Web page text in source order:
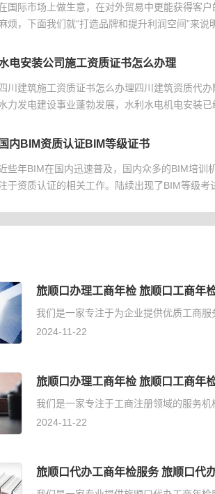
国际市场上做生意，在对外贸易中更能获得客
烦，下面我们就“打造品牌和提升利润空间”来说
电安装公司施工资质证书怎么办理
四川建筑施工资质证书怎么办理四川建筑资质代办
力发电建设事业蓬勃发展，水利水电机电安装已
国内BIM资质认证BIM等级证书
些年BIM在国内迅速普及，国内众多的BIM培训
于资质认证的相关工作。陆续出现了BIM等级考
旅顺口办理工商年检 旅顺口工商年
我们是一家专注于为企业提供优质工商
2024-11-22
旅顺口办理工商年检 旅顺口工商年
我们是一家专注于工商注册领域的服务
2024-11-22
旅顺口代办工商年检服务 旅顺口代